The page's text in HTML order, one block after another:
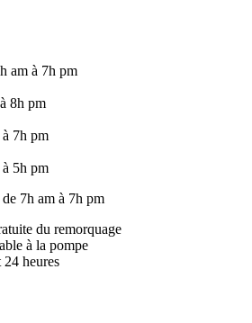
am à 7h pm
8h pm
à 7h pm
5h pm
7h am à 7h pm
du remorquage
à la pompe
heures